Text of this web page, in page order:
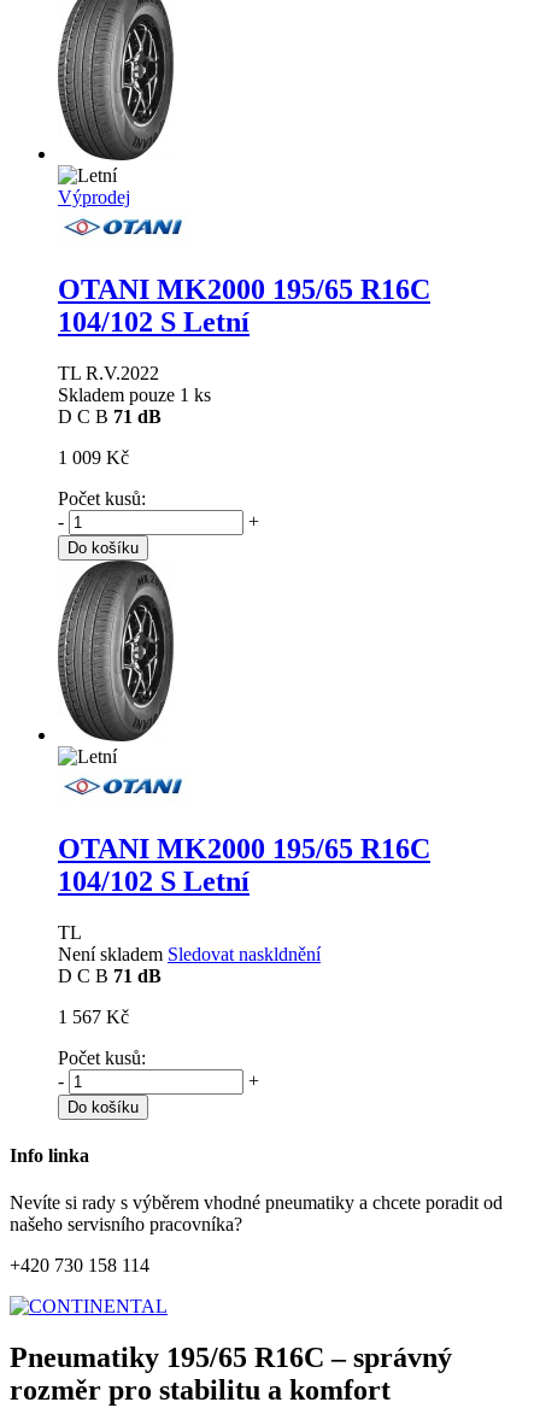
Výprodej
OTANI MK2000 195/65 R16C
104/102 S Letní
TL R.V.2022
Skladem pouze 1 ks
D C B 71 dB
1 009 Kč
Počet kusů:
-
+
Do košíku
OTANI MK2000 195/65 R16C
104/102 S Letní
TL
Není skladem Sledovat naskldnění
D C B 71 dB
1 567 Kč
Počet kusů:
-
+
Do košíku
Info linka
Nevíte si rady s výběrem vhodné pneumatiky a chcete poradit od
našeho servisního pracovníka?
+420 730 158 114
Pneumatiky 195/65 R16C – správný
rozměr pro stabilitu a komfort